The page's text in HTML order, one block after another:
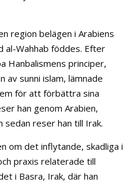
region belägen i Arabiens
al-Wahhab föddes. Efter
Hanbalismens principer,
sunni islam, lämnade
för att förbättra sina
han genom Arabien,
reser han till Irak.
om det inflytande, skadliga i
praxis relaterade till
i Basra, Irak, där han